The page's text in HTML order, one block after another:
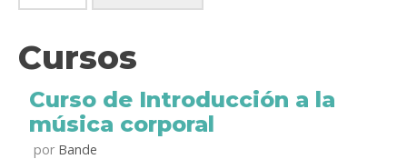
Cursos
Curso de Introducción a la
música corporal
por Bande